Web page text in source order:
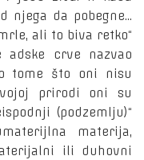
njega da pobegne...
ali to biva retko“
adske crve nazvao
tome što oni nisu
prirodi oni su
(podzemlju)“
materija,
ili duhovni